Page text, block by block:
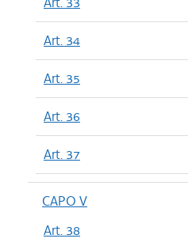
Art. 34
Art. 35
Art. 36
Art. 37
CAPO V
Art. 38